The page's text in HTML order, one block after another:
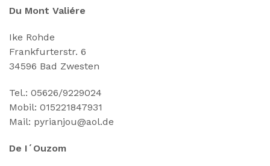
Du Mont Valiére
Ike Rohde
Frankfurterstr. 6
34596 Bad Zwesten
Tel.: 05626/9229024
Mobil: 015221847931
Mail: pyrianjou@aol.de
De I´Ouzom